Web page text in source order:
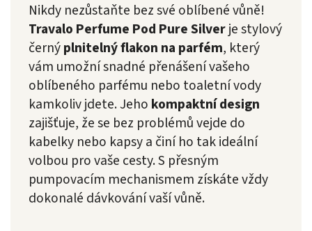
Nikdy nezůstaňte bez své oblíbené vůně!
Travalo Perfume Pod Pure Silverje stylový
černýplnitelný flakon na parfém, který
vám umožní snadné přenášení vašeho
oblíbeného parfému nebo toaletní vody
kamkoliv jdete. Jeho kompaktní design
zajišťuje, že se bez problémů vejde do
kabelky nebo kapsy a činí ho tak ideální
volbou pro vaše cesty. S přesným
pumpovacím mechanismem získáte vždy
dokonalé dávkování vaší vůně.